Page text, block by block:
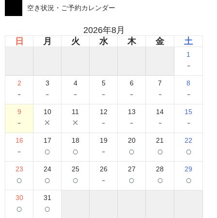
空き状況・ご予約カレンダー
2026年8月
日
月 火 水 木 金 土
1
-
2
-
3
-
4
-
5
-
6
-
7
-
8
-
9
-
10
×
11
×
12
-
13
-
14
-
15
-
16
-
17
○
18
○
19
-
20
○
21
○
22
○
23
○
24
○
25
○
26
-
27
○
28
○
29
○
30
○
31
○